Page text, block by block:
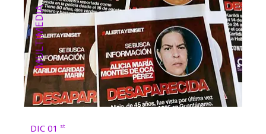
MULTIMEDIA
,
DIC 01 st